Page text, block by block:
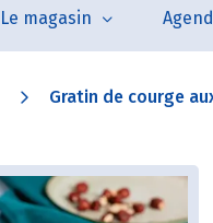
Le magasin
Gratin de courge